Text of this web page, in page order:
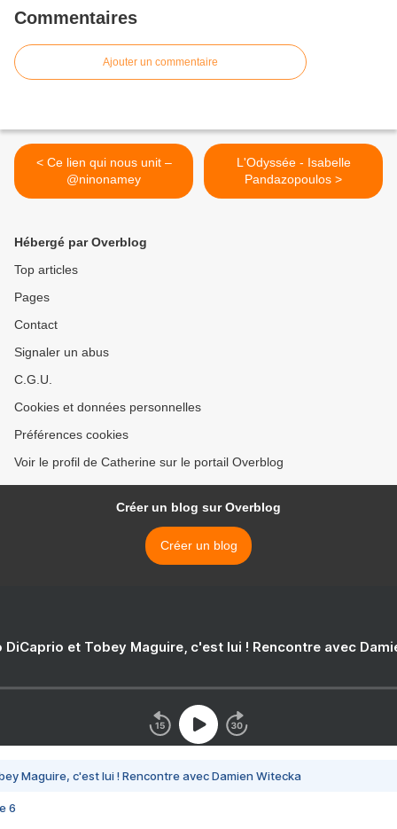
Commentaires
Ajouter un commentaire
< Ce lien qui nous unit –
@ninonamey
L'Odyssée - Isabelle
Pandazopoulos >
Hébergé par Overblog
Top articles
Pages
Contact
Signaler un abus
C.G.U.
Cookies et données personnelles
Préférences cookies
Voir le profil de Catherine sur le portail Overblog
Créer un blog sur Overblog
Créer un blog
DiCaprio et Tobey Maguire, c'est lui ! Rencontre avec
Maguire, c'est lui ! Rencontre avec Damien Witecka
6